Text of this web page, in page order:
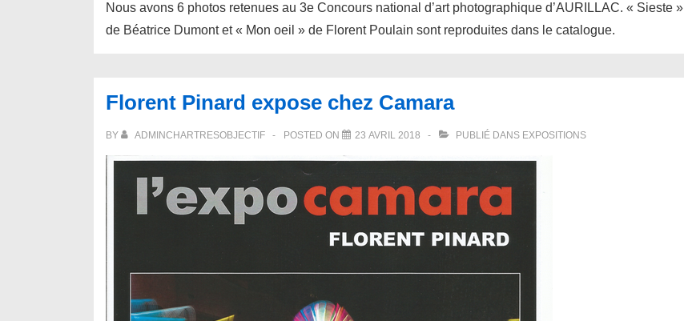
Nous avons 6 photos retenues au 3e Concours national d’art photographique d’AURILLAC. « Sieste »
de Béatrice Dumont et « Mon oeil » de Florent Poulain sont reproduites dans le catalogue.
Florent Pinard expose chez Camara
BY ADMINCHARTRESOBJECTIF POSTED ON 23 AVRIL 2018 PUBLIÉ DANS EXPOSITIONS